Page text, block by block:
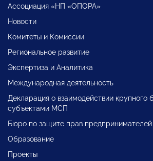
Ассоциация «НП «ОПОРА»
Новости
Комитеты и Комиссии
Региональное развитие
Экспертиза и Аналитика
Международная деятельность
Декларация о взаимодействии крупного
субъектами МСП
Бюро по защите прав предпринимателей
Образование
Проекты